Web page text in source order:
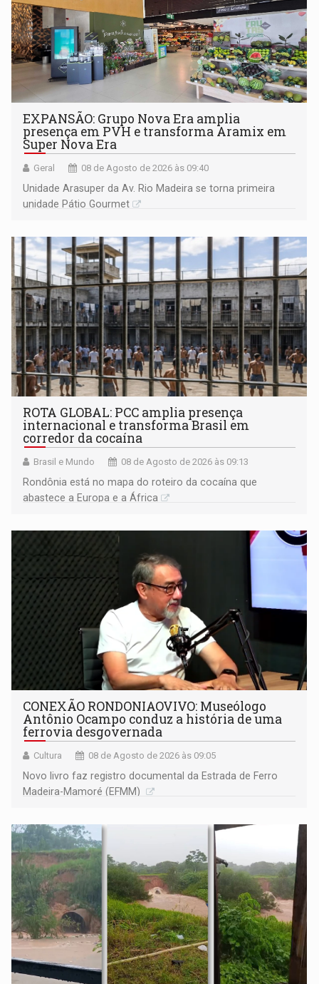
EXPANSÃO: Grupo Nova Era amplia
presença em PVH e transforma Aramix em
Super Nova Era
Geral 08 de Agosto de 2026 às 09:40
Unidade Arasuper da Av. Rio Madeira se torna primeira
unidade Pátio Gourmet
ROTA GLOBAL: PCC amplia presença
internacional e transforma Brasil em
corredor da cocaína
Brasil e Mundo 08 de Agosto de 2026 às 09:13
Rondônia está no mapa do roteiro da cocaína que
abastece a Europa e a África
CONEXÃO RONDONIAOVIVO: Museólogo
Antônio Ocampo conduz a história de uma
ferrovia desgovernada
Cultura 08 de Agosto de 2026 às 09:05
Novo livro faz registro documental da Estrada de Ferro
Madeira-Mamoré (EFMM)